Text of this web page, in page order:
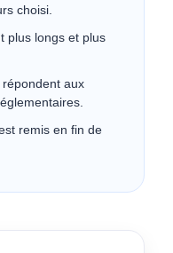
choisi.
plus longs et plus
aux
remis en fin de